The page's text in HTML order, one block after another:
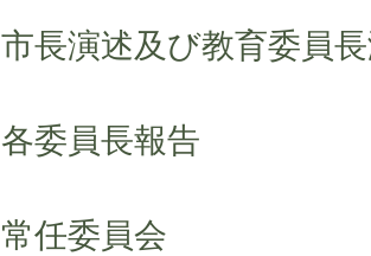
市長演述及び教育委員
各委員長報告
常任委員会